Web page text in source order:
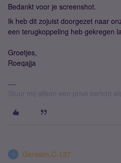
Bedankt voor je screenshot.
Ik heb dit zojuist doorgezet naar
een terugkoppeling heb gekregen
Groetjes,
Roeqajja
Stuur mij alleen een privé bericht
G Gerasim.C-137